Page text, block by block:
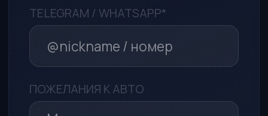
обращения и предоставления
ответа на него в соответствии с
Политикой в отношении
Я принимаю условия
Пользовательского соглашения
Отправить заявку